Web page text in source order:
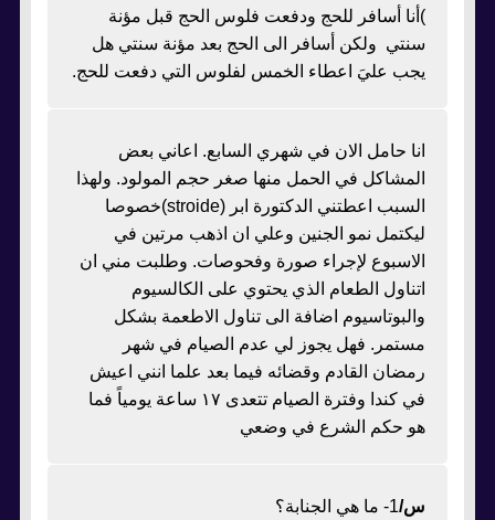
)أنا أسافر للحج ودفعت فلوس الحج قبل مؤنة
سنتي ولكن أسافر الى الحج بعد مؤنة سنتي هل
يجب عليَ اعطاء الخمس لفلوس التي دفعت للحج.
انا حامل الان في شهري السابع. اعاني بعض
المشاكل في الحمل منها صغر حجم المولود. ولهذا
السبب اعطتني الدكتورة ابر (stroide)خصوصا
ليكتمل نمو الجنين وعلي ان اذهب مرتين في
الاسبوع لإجراء صورة وفحوصات. وطلبت مني ان
اتناول الطعام الذي يحتوي على الكالسيوم
والبوتاسيوم اضافة الى تناول الاطعمة بشكل
مستمر. فهل يجوز لي عدم الصيام في شهر
رمضان القادم وقضائه فيما بعد علما انني اعيش
في كندا وفترة الصيام تتعدى ١٧ ساعة يومياً فما
هو حكم الشرع في وضعي
س/1- ما هي الجنابة؟